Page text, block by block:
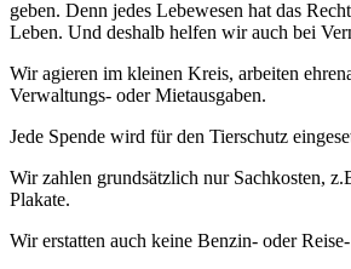
geben. Denn jedes Lebewesen hat das
Leben. Und deshalb helfen wir auch bei
Wir agieren im kleinen Kreis, arbeiten
Verwaltungs- oder Mietausgaben.
Jede Spende wird für den Tierschutz
Wir zahlen grundsätzlich nur Sachkosten,
Plakate.
Wir erstatten auch keine Benzin- oder